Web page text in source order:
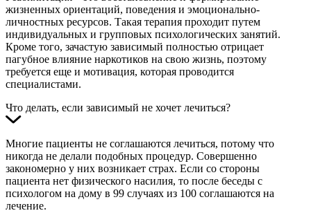
жизненных ориентаций, поведения и эмоционально-
личностных ресурсов. Такая терапия проходит путем
индивидуальных и групповых психологических занятий.
Кроме того, зачастую зависимый полностью отрицает
пагубное влияние наркотиков на свою жизнь, поэтому
требуется еще и мотивация, которая проводится
специалистами.
Что делать, если зависимый не хочет лечиться?
Многие пациенты не соглашаются лечиться, потому что
никогда не делали подобных процедур. Совершенно
закономерно у них возникает страх. Если со стороны
пациента нет физического насилия, то после беседы с
психологом на дому в 99 случаях из 100 соглашаются на
лечение.